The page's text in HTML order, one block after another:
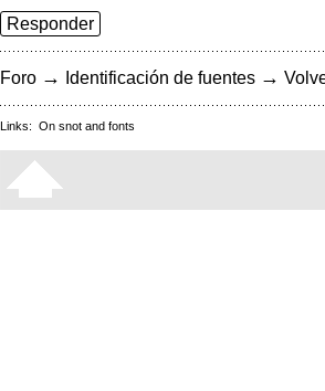
Responder
Foro → Identificación de fuentes →
Links: On snot and fonts